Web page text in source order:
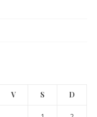
V S D